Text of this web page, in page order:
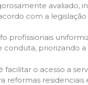
avaliado,
com a
profissionais
conduta, priorizando
facilitar o acesso a
reformas